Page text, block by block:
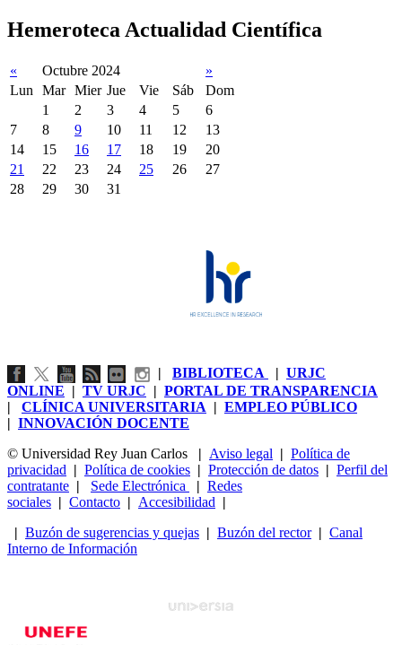
Hemeroteca Actualidad Científica
« Octubre 2024
»
Lun
Mar Mier Jue Vie Sáb
Dom
1
2 3 4 5
6
7
8 9 10 11 12
13
14
15 16 17 18 19
20
21
22 23 24 25 26
27
28
29 30 31
| BIBLIOTECA | URJC
ONLINE | TV URJC | PORTAL DE TRANSPARENCIA
| CLÍNICA UNIVERSITARIA | EMPLEO PÚBLICO
| INNOVACIÓN DOCENTE
© Universidad Rey Juan Carlos
| Aviso legal | Política de
privacidad | Política de cookies | Protección de datos | Perfil del
contratante | Sede Electrónica | Redes
sociales | Contacto | Accesibilidad |
| Buzón de sugerencias y quejas | Buzón del rector| Canal
Interno de Información